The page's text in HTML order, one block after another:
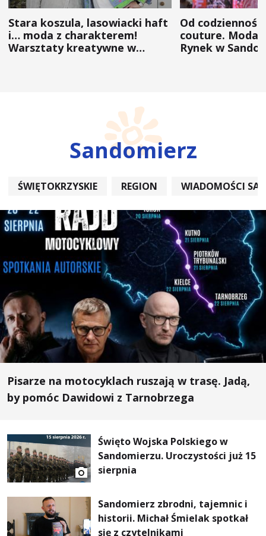
Stara koszula, lasowiacki haft
i… moda z charakterem!
Warsztaty kreatywne w
Od
couture. Moda
Rynek w
Sandomierz
ŚWIĘTOKRZYSKIE REGION WIADOMOŚCI
Pisarze na motocyklach ruszają w trasę. Jadą,
by pomóc Dawidowi z Tarnobrzega
Święto Wojska Polskiego w
Sandomierzu. Uroczystości już 15
sierpnia
Sandomierz zbrodni, tajemnic i
historii. Michał Śmielak spotkał
się z czytelnikami